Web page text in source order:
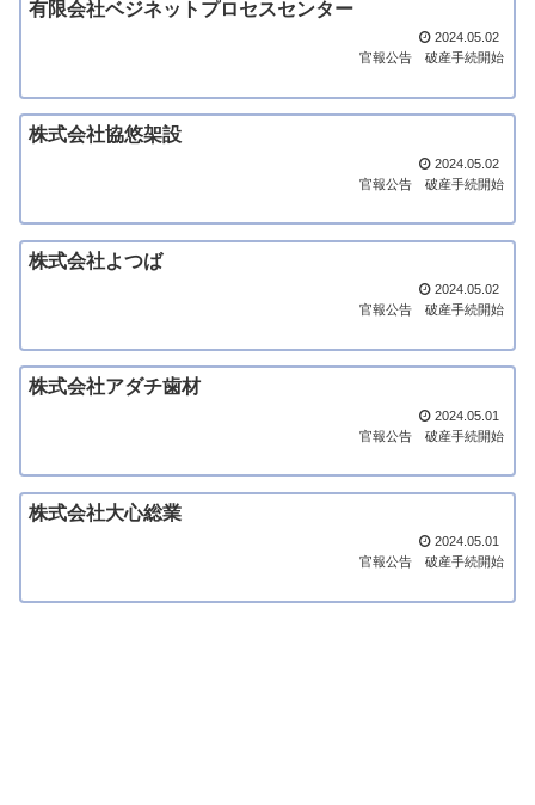
有限会社ベジネットプロセスセンター
2024.05.02
官報公告
破産手続開始
株式会社協悠架設
2024.05.02
官報公告
破産手続開始
株式会社よつば
2024.05.02
官報公告
破産手続開始
株式会社アダチ歯材
2024.05.01
官報公告
破産手続開始
株式会社大心総業
2024.05.01
官報公告
破産手続開始